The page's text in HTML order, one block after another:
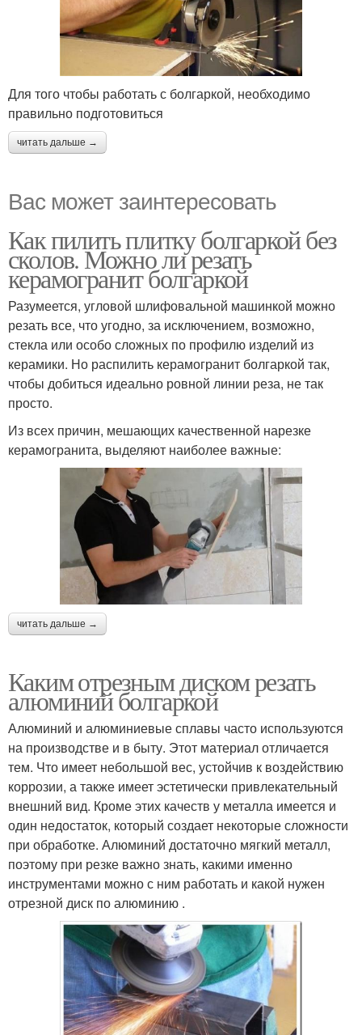
Для того чтобы работать с болгаркой, необходимо
правильно подготовиться
читать дальше →
Вас может заинтересовать
Как пилить плитку болгаркой без
сколов. Можно ли резать
керамогранит болгаркой
Разумеется, угловой шлифовальной машинкой можно
резать все, что угодно, за исключением, возможно,
стекла или особо сложных по профилю изделий из
керамики. Но распилить керамогранит болгаркой так,
чтобы добиться идеально ровной линии реза, не так
просто.
Из всех причин, мешающих качественной нарезке
керамогранита, выделяют наиболее важные:
читать дальше →
Каким отрезным диском резать
алюминий болгаркой
Алюминий и алюминиевые сплавы часто используются
на производстве и в быту. Этот материал отличается
тем. Что имеет небольшой вес, устойчив к воздействию
коррозии, а также имеет эстетически привлекательный
внешний вид. Кроме этих качеств у металла имеется и
один недостаток, который создает некоторые сложности
при обработке. Алюминий достаточно мягкий металл,
поэтому при резке важно знать, какими именно
инструментами можно с ним работать и какой нужен
отрезной диск по алюминию .